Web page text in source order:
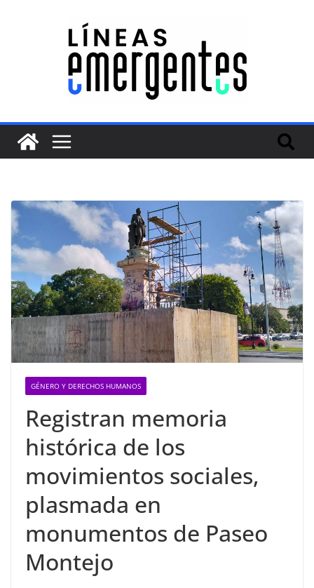
GÉNERO Y DERECHOS HUMANOS
Registran memoria
histórica de los
movimientos sociales,
plasmada en
monumentos de Paseo
Montejo